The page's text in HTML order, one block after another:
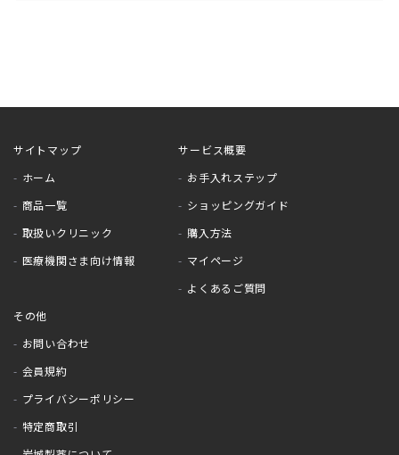
サイトマップ
ホーム
商品一覧
取扱いクリニック
医療機関さま向け情報
サービス概要
お手入れステップ
ショッピングガイド
購入方法
マイページ
よくあるご質問
その他
お問い合わせ
会員規約
プライバシーポリシー
特定商取引